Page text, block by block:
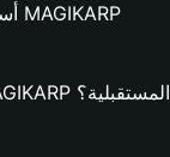
أسباب تميز عملة MAGIKARP
ما إمكانات MAGIKARP المستقبلية؟